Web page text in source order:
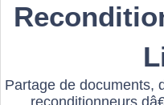
Partage de documents,